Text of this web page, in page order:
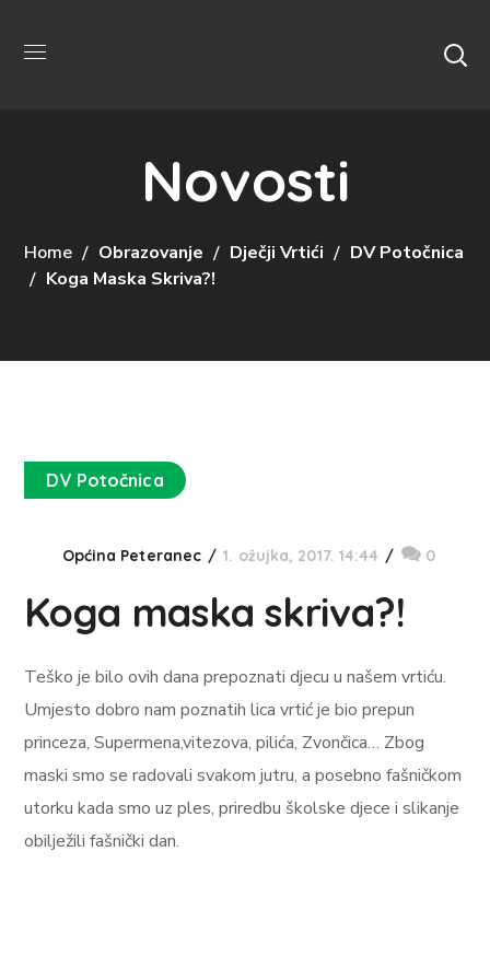
Novosti
Home Obrazovanje Dječji Vrtići
DV Potočnica
Koga Maska Skriva?!
DV Potočnica
Općina Peteranec 1. ožujka, 2017. 14:44 0
Koga maska skriva?!
Teško je bilo ovih dana prepoznati djecu u našem vrtiću.
Umjesto dobro nam poznatih lica vrtić je bio prepun
princeza, Supermena,vitezova, pilića, Zvončica… Zbog
maski smo se radovali svakom jutru, a posebno fašničkom
utorku kada smo uz ples, priredbu školske djece i slikanje
obilježili fašnički dan.